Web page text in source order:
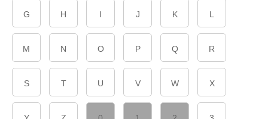
G H I J K L
M N O P Q R
S T U V W X